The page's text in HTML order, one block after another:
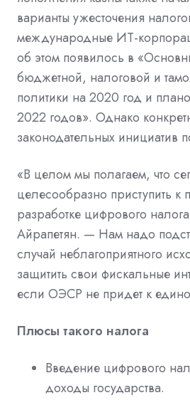
варианты ужесточения
международные ИТ-
об этом появилось в
бюджетной, налоговой и
политики на 2020 год и
2022 годов». Однако
законодательных инициатив
«В целом мы полагаем, что
целесообразно приступить к
разработке цифрового
Айрапетян. — Нам надо
случай неблагоприятного
защитить свои фискальные
если ОЭСР не придет к
Плюсы такого налога
Введение цифрового
доходы государства.